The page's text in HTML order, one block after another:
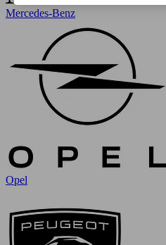
Mercedes-Benz
Opel